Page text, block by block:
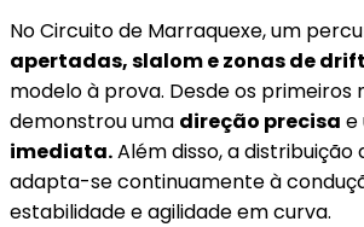
No Circuito de Marraquexe, um
apertadas, slalom e zonas de drift
modelo à prova. Desde os primeiros
demonstrou uma direção precisa e
imediata.Além disso, a distribuição
adapta-se continuamente à
estabilidade e agilidade em curva.